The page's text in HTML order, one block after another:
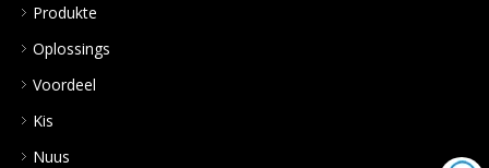
Produkte
Oplossings
Voordeel
Kis
Nuus